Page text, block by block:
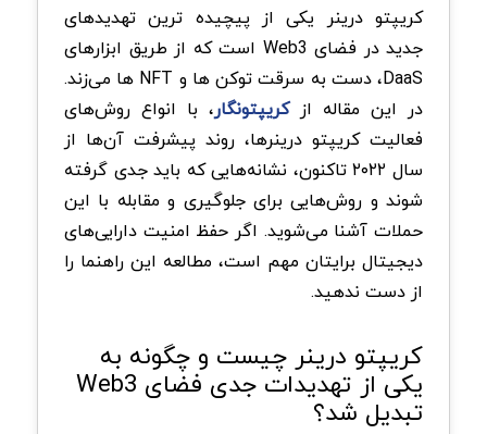
کریپتو درینر یکی از پیچیده‌ ترین تهدیدهای
جدید در فضای Web3 است که از طریق ابزارهای
DaaS، دست به سرقت توکن ها و NFT ها می‌زند.
در این مقاله ازکریپتونگار، با انواع روش‌های
فعالیت کریپتو درینرها، روند پیشرفت آن‌ها از
سال ۲۰۲۲ تاکنون، نشانه‌هایی که باید جدی گرفته
شوند و روش‌هایی برای جلوگیری و مقابله با این
حملات آشنا می‌شوید. اگر حفظ امنیت دارایی‌های
دیجیتال برایتان مهم است، مطالعه این راهنما را
از دست ندهید.
کریپتو درینر چیست و چگونه به
یکی از تهدیدات جدی فضای Web3
تبدیل شد؟